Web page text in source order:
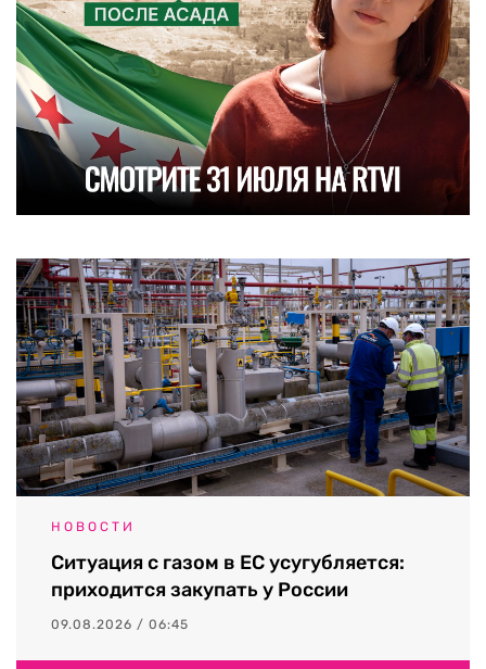
НОВОСТИ
Ситуация с газом в ЕС усугубляется:
приходится закупать у России
09.08.2026 / 06:45